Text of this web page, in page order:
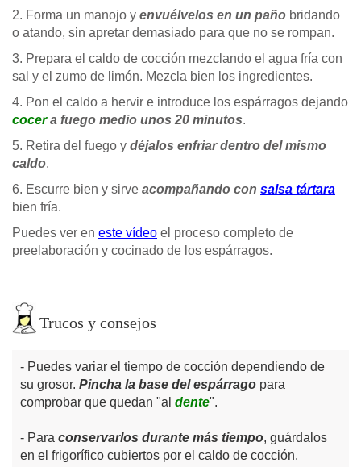
2. Forma un manojo y envuélvelos en un paño bridando
o atando, sin apretar demasiado para que no se rompan.
3. Prepara el caldo de cocción mezclando el agua fría con
sal y el zumo de limón. Mezcla bien los ingredientes.
4. Pon el caldo a hervir e introduce los espárragos dejando
cocera fuego medio unos 20 minutos.
5. Retira del fuego y déjalos enfriar dentro del mismo
caldo.
6. Escurre bien y sirve acompañando con salsa tártara
bien fría.
Puedes ver en este vídeo el proceso completo de
preelaboración y cocinado de los espárragos.
Trucos y consejos
Puedes variar el tiempo de cocción dependiendo de
su grosor. Pincha la base del espárrago para
comprobar que quedan "al dente".
Para conservarlos durante más tiempo, guárdalos
en el frigorífico cubiertos por el caldo de cocción.